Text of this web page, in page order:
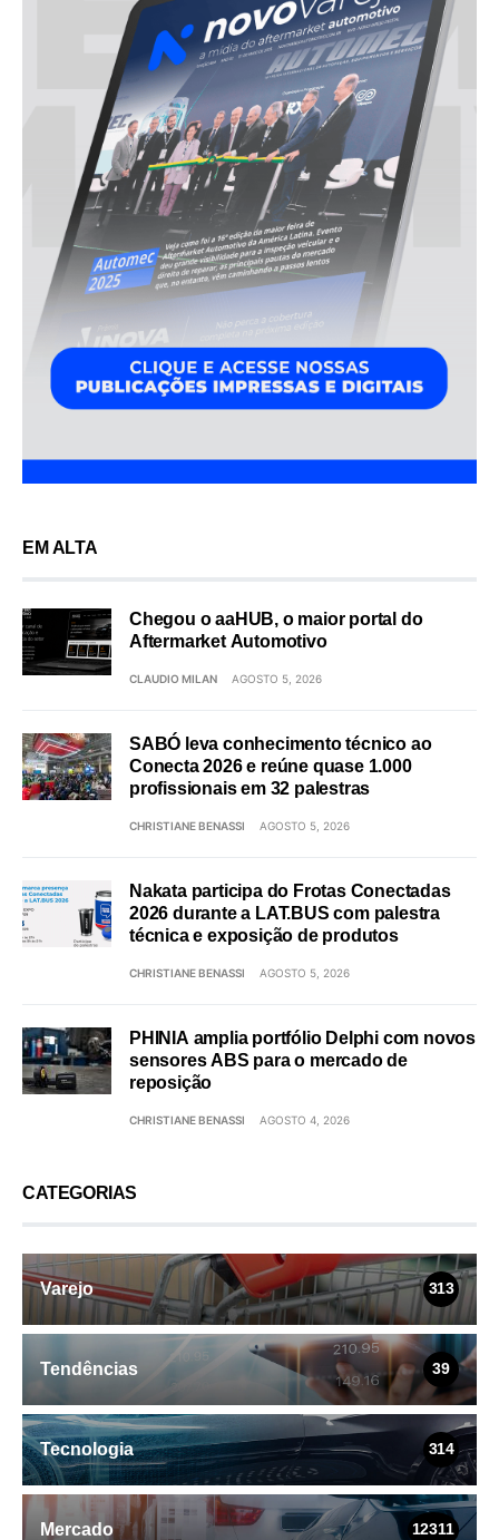
EM ALTA
Chegou o aaHUB, o maior portal do
Aftermarket Automotivo
CLAUDIO MILAN AGOSTO 5, 2026
SABÓ leva conhecimento técnico ao
Conecta 2026 e reúne quase 1.000
profissionais em 32 palestras
CHRISTIANE BENASSI AGOSTO 5, 2026
Nakata participa do Frotas Conectadas
2026 durante a LAT.BUS com palestra
técnica e exposição de produtos
CHRISTIANE BENASSI AGOSTO 5, 2026
PHINIA amplia portfólio Delphi com novos
sensores ABS para o mercado de
reposição
CHRISTIANE BENASSI AGOSTO 4, 2026
CATEGORIAS
Varejo 313
Tendências 39
Tecnologia 314
Mercado 12311